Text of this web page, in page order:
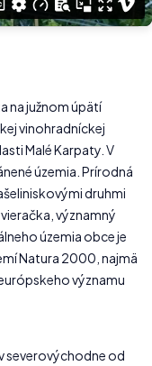
na južnom úpätí
vinohradníckej
Malé Karpaty. V
územia. Prírodná
druhmi
významný
územia obce je
Natura 2000, najmä
významu
severovýchodne od